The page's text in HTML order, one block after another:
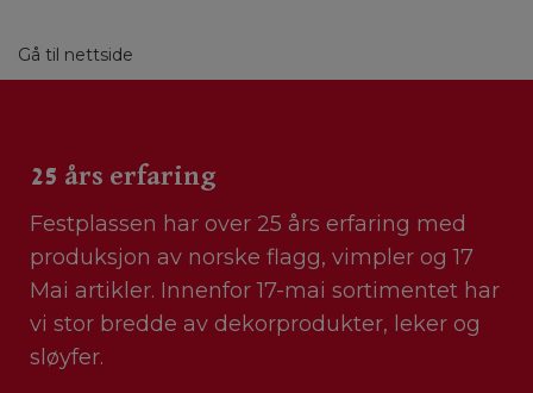
Gå til nettside
25 års erfaring
Festplassen har over 25 års erfaring med
produksjon av norske flagg, vimpler og 17
Mai artikler. Innenfor 17-mai sortimentet har
vi stor bredde av dekorprodukter, leker og
sløyfer.